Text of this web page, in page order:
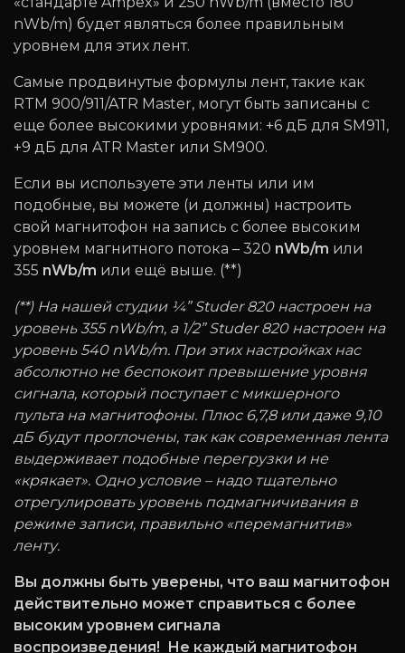
nWb/m) будет являться более правильным
уровнем для этих лент.
Самые продвинутые формулы лент, такие как
RTM 900/911/ATR Master, могут быть записаны с
еще более высокими уровнями: +6 дБ для SM911,
+9 дБ для ATR Master или SM900.
Если вы используете эти ленты или им
подобные, вы можете (и должны) настроить
свой магнитофон на запись с более высоким
уровнем магнитного потока – 320 nWb/m или
355 nWb/m или ещё выше. (**)
(**) На нашей студии ¼” Studer 820 настроен на
уровень 355 nWb/m, а 1/2” Studer 820 настроен на
уровень 540 nWb/m. При этих настройках нас
абсолютно не беспокоит превышение уровня
сигнала, который поступает с микшерного
пульта на магнитофоны. Плюс 6,7,8 или даже 9,10
дБ будут проглочены, так как современная лента
выдерживает подобные перегрузки и не
«крякает». Одно условие – надо тщательно
отрегулировать уровень подмагничивания в
режиме записи, правильно «перемагнитив»
ленту.
Вы должны быть уверены, что ваш магнитофон
действительно может справиться с более
высоким уровнем сигнала
воспроизведения!
Не каждый магнитофон